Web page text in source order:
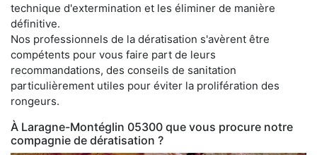
technique d'extermination et les éliminer de manière
définitive.
Nos professionnels de la dératisation s'avèrent être
compétents pour vous faire part de leurs
recommandations, des conseils de sanitation
particulièrement utiles pour éviter la prolifération des
rongeurs.
À Laragne-Montéglin 05300 que vous procure notre
compagnie de dératisation ?